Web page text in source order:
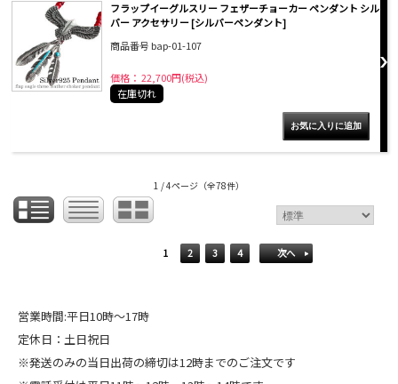
フラップイーグルスリー フェザーチョーカー ペンダント シル
バー アクセサリー [シルバーペンダント]
商品番号 bap-01-107
価格： 22,700円(税込)
在庫切れ
1 / 4ページ （全78件）
1 2 3 4 次へ
営業時間:平日10時～17時
定休日：土日祝日
※発送のみの当日出荷の締切は12時までのご注文です